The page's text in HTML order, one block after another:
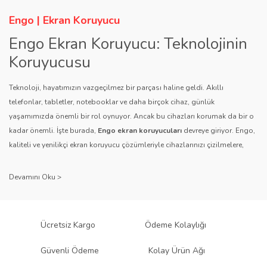
Bu ürüne benzer farklı alternatifler olmalı.
Gönder
Engo | Ekran Koruyucu
Engo Ekran Koruyucu: Teknolojinin
Koruyucusu
Teknoloji, hayatımızın vazgeçilmez bir parçası haline geldi. Akıllı
telefonlar, tabletler, notebooklar ve daha birçok cihaz, günlük
yaşamımızda önemli bir rol oynuyor. Ancak bu cihazları korumak da bir o
kadar önemli. İşte burada, Engo ekran koruyucuları devreye giriyor. Engo,
kaliteli ve yenilikçi ekran koruyucu çözümleriyle cihazlarınızı çizilmelere,
sağlıyor.
Engo ekran koruyucuları
, uzun yıllara dayanan tecrübesi ve teknolojiye
ürününü titiz bir kalite kontrol sürecinden geçirir. Kullanıcı dostu tasarımı
Ücretsiz Kargo Ödeme Kolaylığı
Güvenli Ödeme Kolay Ürün Ağı